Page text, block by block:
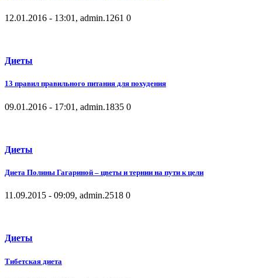
12.01.2016 - 13:01, admin.1261 0
Диеты
13 правил правильного питания для похудения
09.01.2016 - 17:01, admin.1835 0
Диеты
Диета Полины Гагариной – цветы и тернии на пути к цели
11.09.2015 - 09:09, admin.2518 0
Диеты
Тибетская диета